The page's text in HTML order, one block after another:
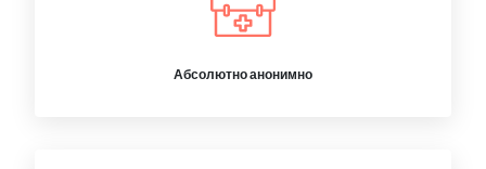
Абсолютно анонимно